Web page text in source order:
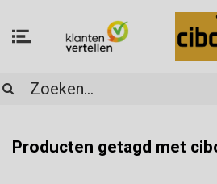
Producten getagd met